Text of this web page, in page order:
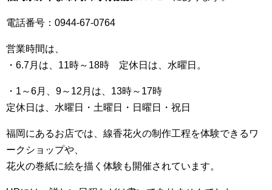
電話番号：0944-67-0764
営業時間は、
・6.7月は、11時～18時 定休日は、水曜日。
・1～6月、9～12月は、13時～17時
定休日は、水曜日・土曜日・日曜日・祝日
福岡にあるお店では、線香花火の制作工程を体験できるワ
ークショップや、
花火の巻紙に絵を描く体験も開催されています。